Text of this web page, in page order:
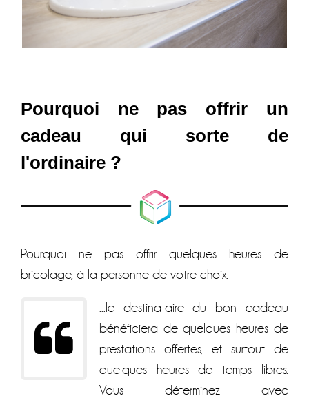
Pourquoi ne pas offrir un
cadeau qui sorte de
l'ordinaire ?
Pourquoi ne pas offrir quelques heures de
bricolage, à la personne de votre choix.
...le destinataire du bon cadeau
bénéficiera de quelques heures de
prestations offertes, et surtout de
quelques heures de temps libres.
Vous déterminez avec